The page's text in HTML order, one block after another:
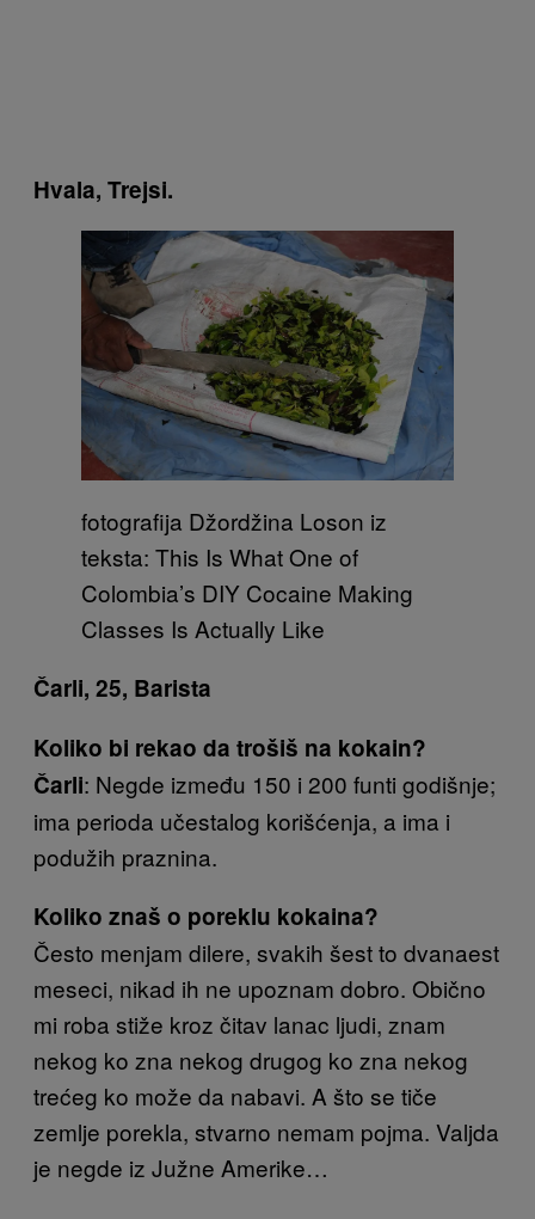
Hvala, Trejsi.
fotografija Džordžina Loson iz
teksta: This Is What One of
Colombia’s DIY Cocaine Making
Classes Is Actually Like
Čarli, 25, Barista
Koliko bi rekao da trošiš na kokain?
Čarli: Negde između 150 i 200 funti godišnje;
ima perioda učestalog korišćenja, a ima i
podužih praznina.
Koliko znaš o poreklu kokaina?
Često menjam dilere, svakih šest to dvanaest
meseci, nikad ih ne upoznam dobro. Obično
mi roba stiže kroz čitav lanac ljudi, znam
nekog ko zna nekog drugog ko zna nekog
trećeg ko može da nabavi. A što se tiče
zemlje porekla, stvarno nemam pojma. Valjda
je negde iz Južne Amerike…